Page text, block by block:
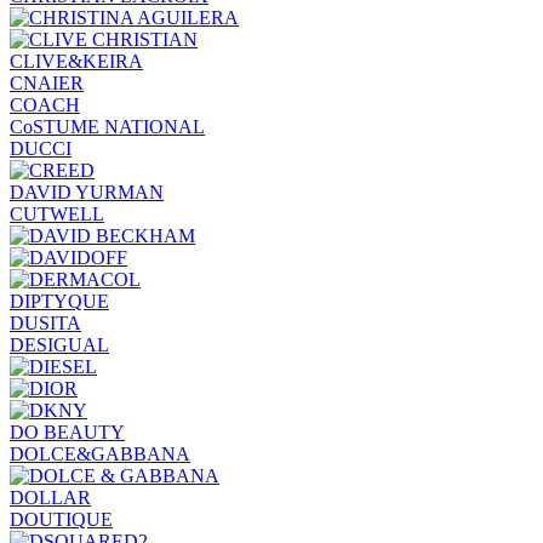
CLIVE&KEIRA
CNAIER
COACH
CoSTUME NATIONAL
DUCCI
DAVID YURMAN
CUTWELL
DIPTYQUE
DUSITA
DESIGUAL
DO BEAUTY
DOLCE&GABBANA
DOLLAR
DOUTIQUE